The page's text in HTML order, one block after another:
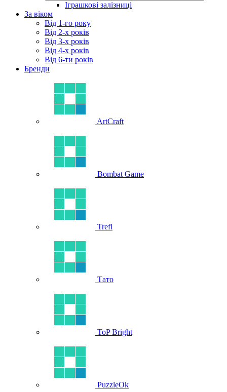
Іграшкові залізниці
За віком
Від 1-го року
Від 2-х років
Від 3-х років
Від 4-х років
Від 6-ти років
Бренди
ArtCraft
Bombat Game
Trefl
Тато
ToP Bright
PuzzleOk